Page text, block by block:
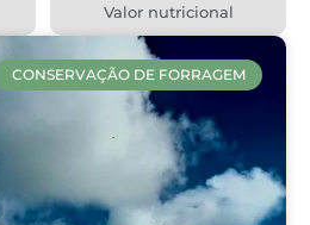
Valor nutricional
CONSERVAÇÃO DE FORRAGEM